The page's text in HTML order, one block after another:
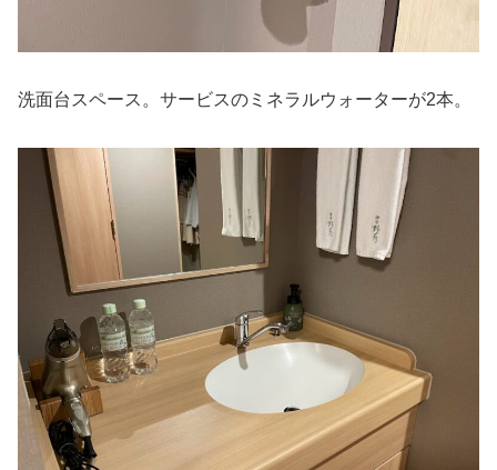
洗面台スペース。サービスのミネラルウォーターが2本。